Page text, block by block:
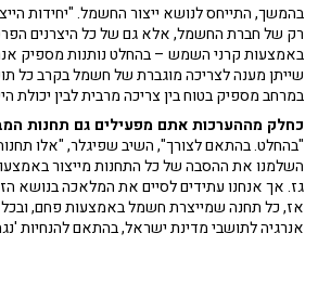
בהמשך, התייחס לנושא ייצור החשמל. "יחידות
רק של חברת החשמל, אלא גם של כל היצרנים
באמצעות קרני השמש – בהחלט נותנות מספיק
שייתן מענה לצריכה מוגברת של חשמל בקרב כל
במרחב מספיק בטוח בין צריכה מרבית לבין יכולת
כחלק מההערכות אתם מפעילים גם תחנות
"בהחלט. בהתאם לצורך", השיב שפיגלר, "אלו תחנות
השלמנו את ההסבה של כל התחנות מייצור
אז, כל תחנה שמייצרת חשמל באמצעות פחם,
אנרגיה לתושבי מדינת ישראל, בהתאם להנחיות